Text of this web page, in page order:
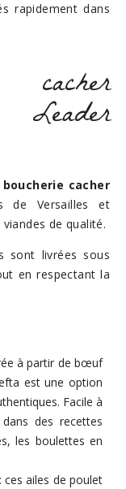
rapidement dans
boucherie cacher
de Versailles et
de qualité.
sont livrées sous
en respectant la
à partir de bœuf
est une option
Facile à
des recettes
les boulettes en
ces ailes de poulet